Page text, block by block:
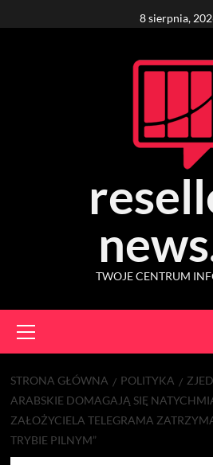
to
8 sierpnia,
TWOJE CENTRUM
Menu
STRONA GŁÓWNA POLITYKA
ARABSKIE DOMAGAJĄ SIĘ
ZAŁOŻYCIELA TELEGRAMA
TRYBIE PILNYM”